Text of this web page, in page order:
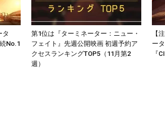
タ
No.1
第1位は『ターミネーター：ニュー・
フェイト』先週公開映画 初週予約ア
クセスランキングTOP5（11月第2
週）
【
ー
『